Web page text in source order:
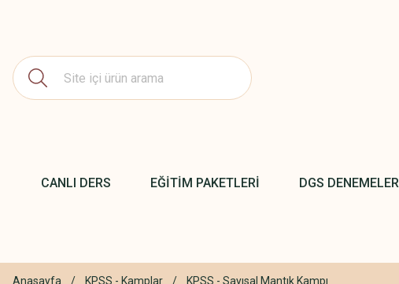
CANLI DERS EĞİTİM PAKETLERİ DGS DENEMELER
Anasayfa KPSS - Kamplar KPSS - Sayısal Mantık Kampı